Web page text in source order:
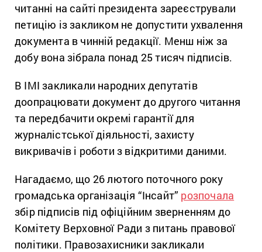
читанні на сайті президента зареєстрували
петицію із закликом не допустити ухвалення
документа в чинній редакції. Менш ніж за
добу вона зібрала понад 25 тисяч підписів.
В ІМІ закликали народних депутатів
доопрацювати документ до другого читання
та передбачити окремі гарантії для
журналістської діяльності, захисту
викривачів і роботи з відкритими даними.
Нагадаємо, що 26 лютого поточного року
громадська організація “Інсайт” розпочала
збір підписів під офіційним зверненням до
Комітету Верховної Ради з питань правової
політики. Правозахисники закликали